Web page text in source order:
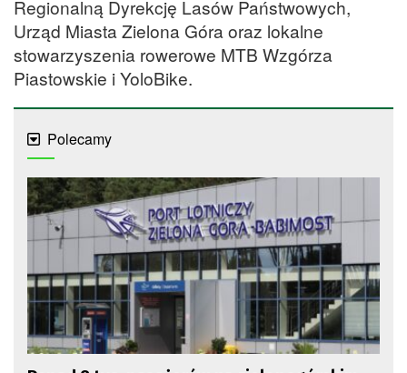
Regionalną Dyrekcję Lasów Państwowych,
Urząd Miasta Zielona Góra oraz lokalne
stowarzyszenia rowerowe MTB Wzgórza
Piastowskie i YoloBike.
Polecamy